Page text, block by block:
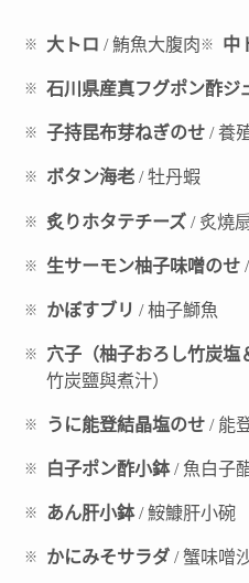
大トロ / 鮪魚大腹肉 中
石川県産真フグポン酢ジ
子持昆布芽ねぎのせ / 養
ボタン海老 / 牡丹蝦
炙りホタテチーズ / 炙燒
生サーモン柚子味噌のせ
かぼすブリ / 柚子鰤魚
穴子（柚子おろし竹炭塩
竹炭鹽與煮汁）
うに能登結晶塩のせ / 能
白子ポン酢小鉢/ 魚白子
あん肝小鉢/ 鮟鱇肝小碗
かにみそサラダ / 蟹味噌